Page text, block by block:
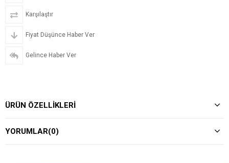
Karşılaştır
Fiyat Düşünce Haber Ver
Gelince Haber Ver
ÜRÜN ÖZELLIKLERI
YORUMLAR(0)